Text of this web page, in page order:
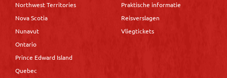
Northwest Territories
Nova Scotia
Nunavut
Ontario
Prince Edward Island
Quebec
Praktische informatie
Reisverslagen
Vliegtickets